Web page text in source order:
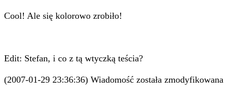
Cool! Ale się kolorowo zrobiło!
Edit: Stefan, i co z tą wtyczką teścia?
(2007-01-29 23:36:36) Wiadomość została zmodyfikowana